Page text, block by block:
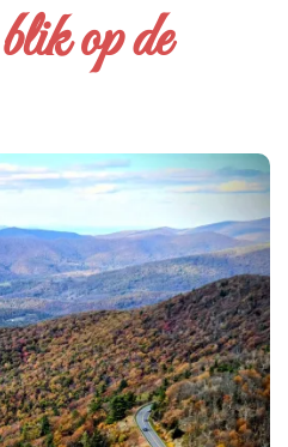
op de